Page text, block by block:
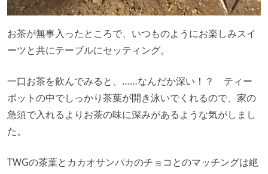
お茶が無事入ったところで、いつものようにお楽しみスイ
ーツと共にテーブルにセッティング。
一口お茶を飲んでみると、……なんだか深い！？ ティー
ポットの中でしっかり茶葉が開き泳いでくれるので、家の
急須で入れるよりお茶の味に深みがあるような気がしまし
た。
TWGの茶葉とカカオサンパカのチョコとのマッチングは絶